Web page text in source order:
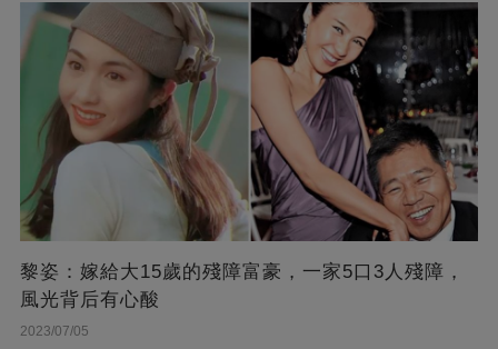
黎姿：嫁給大15歲的殘障富豪，一家5口3人殘障，
風光背后有心酸
2023/07/05